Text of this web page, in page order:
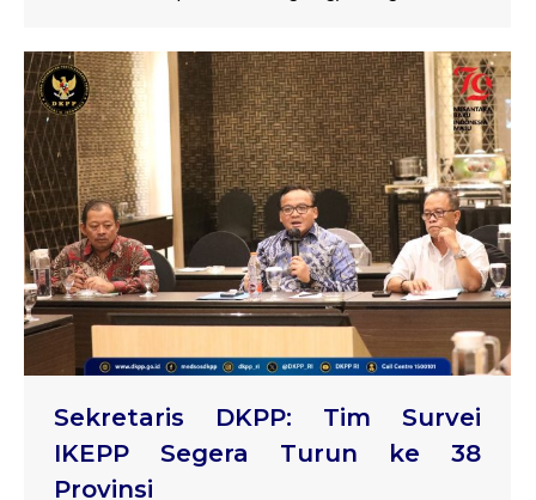
Sekretaris DKPP: Tim Survei
IKEPP Segera Turun ke 38
Provinsi